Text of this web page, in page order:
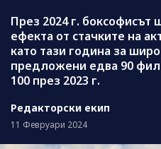
През 2024 г.
ефекта от стачките на
като тази година за
предложени едва 90
100 през 2023 г.
Редакторски екип
11 Февруари 2024